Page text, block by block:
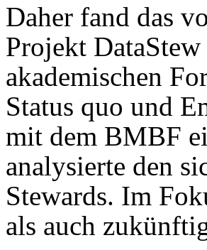
Daher fand das
Projekt
akademischen
Status quo und
mit dem BMBF
analysierte den
Stewards. Im
als auch